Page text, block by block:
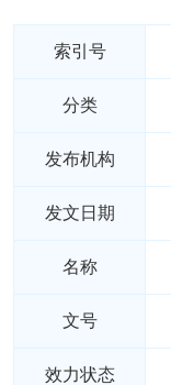
索引号
分类
发布机构
发文日期
名称
文号
效力状态